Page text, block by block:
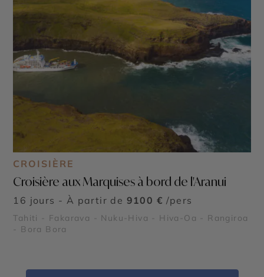
CROISIÈRE
Croisière aux Marquises à bord de l'Aranui
16 jours - À partir de 9100 € /pers
Tahiti - Fakarava - Nuku-Hiva - Hiva-Oa - Rangiroa
- Bora Bora